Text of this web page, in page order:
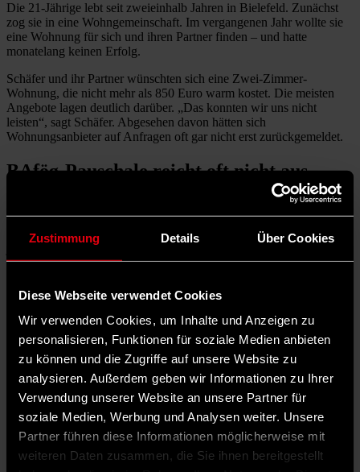
Zustimmung Details Über Cookies
Diese Webseite verwendet Cookies
Wir verwenden Cookies, um Inhalte und Anzeigen zu
personalisieren, Funktionen für soziale Medien anbieten
zu können und die Zugriffe auf unsere Website zu
analysieren. Außerdem geben wir Informationen zu Ihrer
Verwendung unserer Website an unsere Partner für
soziale Medien, Werbung und Analysen weiter. Unsere
Partner führen diese Informationen möglicherweise mit
weiteren Daten zusammen, die Sie ihnen bereitgestellt
Die 21-Jährige lebt seit zweieinhalb Jahren in Bielefeld. Zunächst
zog sie in eine Wohngemeinschaft. Im vergangenen Jahr wollte sie
eine Wohnung für sich und ihren Partner finden – und hatte
monatelang keinen Erfolg.
Schäfer und ihr Partner wünschten sich eine Zwei-Zimmer-
Wohnung, die nicht mehr als 850 Euro warm kostet. Die meisten
Angebote lagen deutlich darüber. „Das konnten wir uns nicht
leisten“, sagt Schäfer. Abgesehen davon hätten sich
Wohnungsanbieter auf Anfragen oft gar nicht erst zurückgemeldet.
BAfög-Pauschale reicht oft nicht aus
Das Paar studiert, beide haben nebenher auch einen Job. In ihren
Bewerbungen konnten sie stets anbieten, eine Bürgschaft der Eltern
vorzulegen. Damit seien die sie und ihr Partner gegenüber anderen
jungen Wohnungssuchenden eigentlich privilegiert, meint Schäfer.
Wenn sie schon Schwierigkeiten hätten, frage sie sich, wie andere
Teures Bielefeld
Charlotte Schäfer suchte monatelang nach einer bezahlbaren
Wohnung für ihren Partner und sich in Bielefeld.
privat
Schäfer erzählt: Eine Freundin sei, als sie nach Bielefeld gezogen